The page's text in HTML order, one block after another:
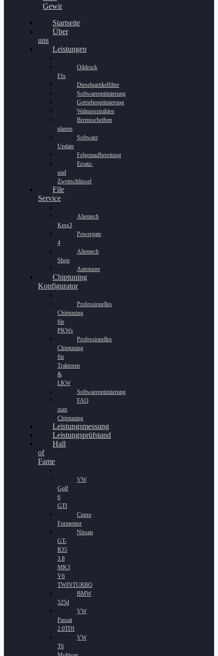
Gewinnspiel
Startseite
Über
uns
Leistungen
Oildruck
FIx
Dieselpartikelfilter
Softwareoptimierung
Getriebeoptimierung
Walnussstrahlen
Bremsscheiben
planen
Software
Update
Felgenaufbereitung
Ersatz-
und
Zweitschlüssel
File
Service
Alientech
Kess3
Powergate
4
Alientech
Shop
Autotuner
Chiptuning
Konfigurator
Professionelles
Chiptuning
für
PKWs
Professionelles
Chiptuning
für
Traktoren
&
LKW
Softwareoptimierung
FAQ
zum
Chiptuning
Leistungsmessung
Leistungsprüfstand
Hall
of
Fame
VW
Golf
6
GTI
Cupra
Formentor
Nissan
GT-
R35
3.8
MK3
V6
TWINTURBO
BMW
525d
VW
Passat
2.0TDI
VW
T6